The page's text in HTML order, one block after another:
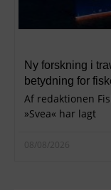
Ny forskning i
betydning for
Af redaktionen
»Svea« har lagt
08/08/2026